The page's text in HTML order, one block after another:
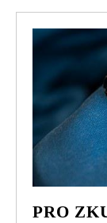
PRO